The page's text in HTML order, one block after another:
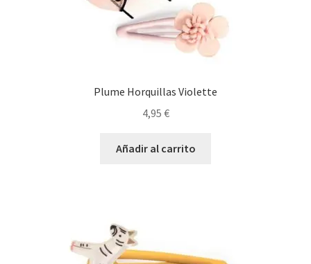
Plume Horquillas Violette
4,95 €
Añadir al carrito